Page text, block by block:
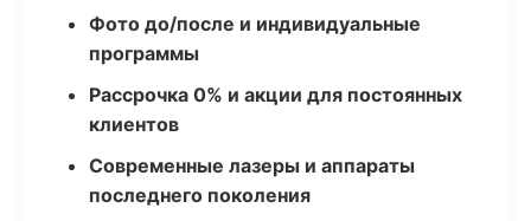
Фото до/после и индивидуальные
программы
Рассрочка 0% и акции для постоянных
клиентов
Современные лазеры и аппараты
последнего поколения